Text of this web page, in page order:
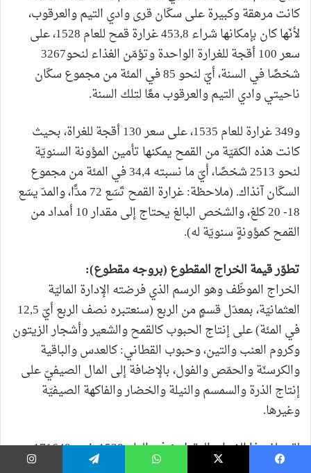
كانت مرهقة وكبيرة على سكّان قرى وادي التيم والعرقوب،
لأنّها كان بإمكانها شراء 453,8 غرارة قمح للعام 1528، على
سعر 100 أقجة للغرارة الواحدة وتؤمّن الغذاء لنحو3267
شخصًا في السنة، أيّ لنحو 85 في المئة من مجموع سكّان
ناحيتي وادي التيم والعرقوب معًا لتلك السنة.
و349 غرارة للعام 1535، على سعر 130 أقجة للغراة، بحيث
كانت هذه الكمّيّة من القمح يمكنها تأمين المؤونة السنويّة
لنحو 2513 شخصًا، أيّ ما نسبته 34,4 في المئة من مجموع
السكّان آنذاك. (ملاحظة: غرارة القمح تَسَع 72 مدًّا، والمدّ يسَع
18- 20 كلغ، والشخص البالغ يحتاج إلى مقدار 10 أمداد من
القمح كمؤونةٍ سنويّة له).
تطوّر قيمة الخراج المقطوع (بروجه مقطوع):
الخراج الموظّف وهو الرسم الذي فرضته الإدارة الماليّة
العثمانيّة، بمعدّل قسمٍ من الربع (سنعتبره نصف الربع أيّ 12,5
في المئة) على إنتاج الحبوب كالقمح والشعير وأشجار الزيتون
وكروم العنب والتين، وحبوب القطاني: كالعدس والباقية
والكرسنّة والحمّص والفول، بالإضافة إلى المال الصيفيّ على
إنتاج الذرة والسمسم والنيلة والخضار والفاكهة الصيفيّة
وغيرها.
لقد بلغ هذا الخراج المقطوع في العام 1528، نحو 171649
أقجة، ما يعني أنّ قيمة الإنتاج كانت تقدّر بنحو 1373192